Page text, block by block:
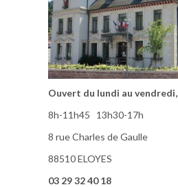
Ouvert du lundi au vendredi,
8h-11h45 13h30-17h
8 rue Charles de Gaulle
88510 ELOYES
03 29 32 40 18